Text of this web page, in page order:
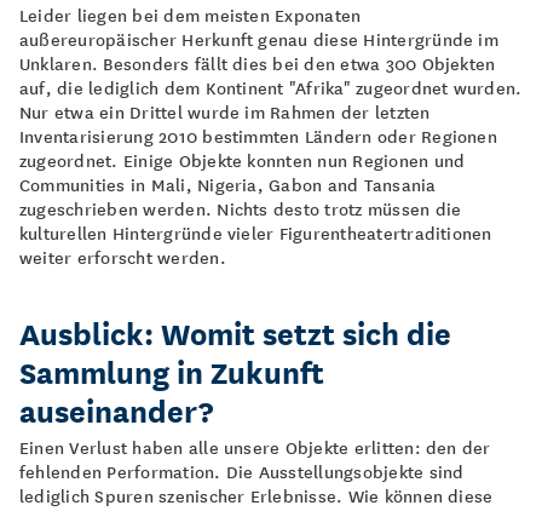
Leider liegen bei dem meisten Exponaten
außereuropäischer Herkunft genau diese Hintergründe im
Unklaren. Besonders fällt dies bei den etwa 300 Objekten
auf, die lediglich dem Kontinent "Afrika" zugeordnet wurden.
Nur etwa ein Drittel wurde im Rahmen der letzten
Inventarisierung 2010 bestimmten Ländern oder Regionen
zugeordnet. Einige Objekte konnten nun Regionen und
Communities in Mali, Nigeria, Gabon and Tansania
zugeschrieben werden. Nichts desto trotz müssen die
kulturellen Hintergründe vieler Figurentheatertraditionen
weiter erforscht werden.
Ausblick: Womit setzt sich die
Sammlung in Zukunft
auseinander?
Einen Verlust haben alle unsere Objekte erlitten: den der
fehlenden Performation. Die Ausstellungsobjekte sind
lediglich Spuren szenischer Erlebnisse. Wie können diese